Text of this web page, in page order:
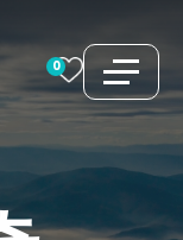
0